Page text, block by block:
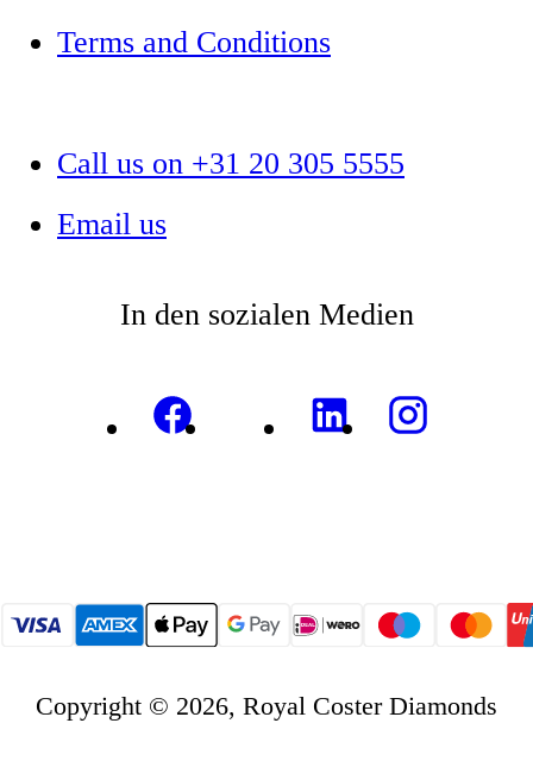
Terms and Conditions
Call us on +31 20 305 5555
Email us
In den sozialen Medien
Copyright © 2026, Royal Coster Diamonds